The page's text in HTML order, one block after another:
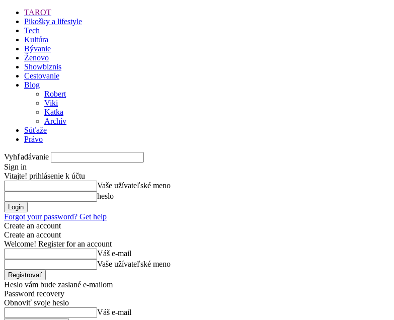
TAROT
Pikošky a lifestyle
Tech
Kultúra
Bývanie
Ženovo
Showbiznis
Cestovanie
Blog
Robert
Viki
Katka
Archív
Súťaže
Právo
Vyhľadávanie
Sign in
Vitajte! prihlásenie k účtu
Vaše užívateľské meno
heslo
Forgot your password? Get help
Create an account
Create an account
Welcome! Register for an account
Váš e-mail
Vaše užívateľské meno
Heslo vám bude zaslané e-mailom
Password recovery
Obnoviť svoje heslo
Váš e-mail